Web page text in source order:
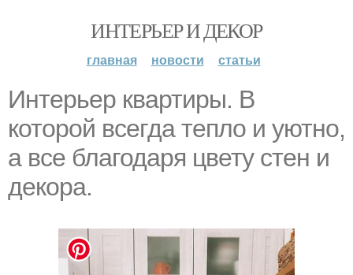
ИНТЕРЬЕР И ДЕКОР
главная новости статьи
Интерьер квартиры. В
которой всегда тепло и уютно,
а все благодаря цвету стен и
декора.